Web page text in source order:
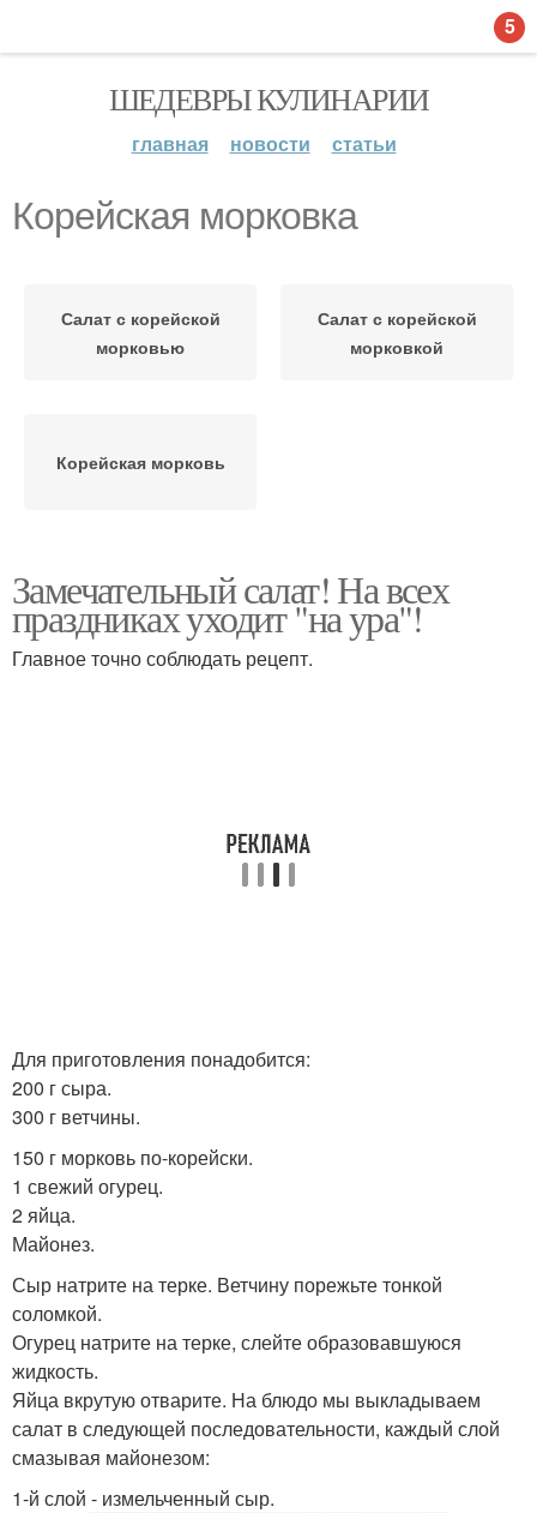
ШЕДЕВРЫ КУЛИНАРИИ
главная новости статьи
Корейская морковка
Салат с корейской
морковью
Салат с корейской
морковкой
Корейская морковь
Замечательный салат! На всех
праздниках уходит "на ура"!
Главное точно соблюдать рецепт.
Для приготовления понадобится:
200 г сыра.
300 г ветчины.
150 г морковь по-корейски.
1 свежий огурец.
2 яйца.
Майонез.
Сыр натрите на терке. Ветчину порежьте тонкой
соломкой.
Огурец натрите на терке, слейте образовавшуюся
жидкость.
Яйца вкрутую отварите. На блюдо мы выкладываем
салат в следующей последовательности, каждый слой
смазывая майонезом:
1-й слой - измельченный сыр.
5